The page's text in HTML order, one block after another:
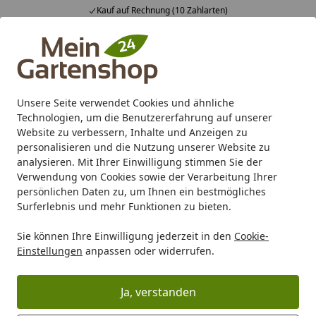
Unsere Seite verwendet Cookies und ähnliche
Technologien, um die Benutzererfahrung auf unserer
Website zu verbessern, Inhalte und Anzeigen zu
personalisieren und die Nutzung unserer Website zu
analysieren. Mit Ihrer Einwilligung stimmen Sie der
Verwendung von Cookies sowie der Verarbeitung Ihrer
persönlichen Daten zu, um Ihnen ein bestmögliches
Surferlebnis und mehr Funktionen zu bieten.
Sie können Ihre Einwilligung jederzeit in den Cookie-
Einstellungen anpassen oder widerrufen.
Ja, verstanden
Kauf auf Rechnung (10 Zahlarten)
Alle Produkte
Mein Konto
Suchen
Karibu Pools inkl. gratis Sandfilteranlage & Pool-
Starterset (Gesamtwert bis 468,99€)
Startseite
Gartenpflege Rasenpflege Rasensaat
Rasensaat
Ihre Artikelübersicht